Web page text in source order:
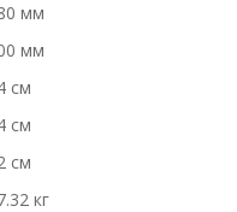
мм
мм
см
см
см
кг